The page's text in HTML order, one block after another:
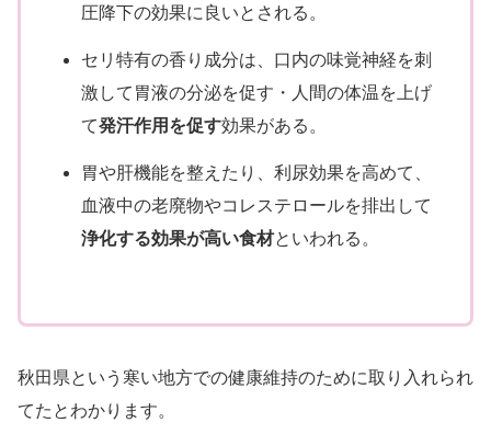
圧降下の効果に良いとされる。
セリ特有の香り成分は、口内の味覚神経を刺
激して胃液の分泌を促す・人間の体温を上げ
て発汗作用を促す効果がある。
胃や肝機能を整えたり、利尿効果を高めて、
血液中の老廃物やコレステロールを排出して
浄化する効果が高い食材といわれる。
秋田県という寒い地方での健康維持のために取り入れられ
てたとわかります。